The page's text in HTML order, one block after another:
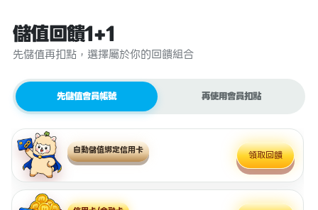
儲值回饋1+1
先儲值再扣點，選擇屬於你的回饋組合
先儲值會員帳號 再使用會員扣點
自動儲值綁定信用卡 領取回饋